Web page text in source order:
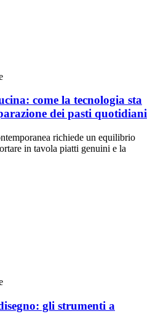
come la tecnologia sta
dei pasti quotidiani
richiede un equilibrio
in tavola piatti genuini e la
gli strumenti a